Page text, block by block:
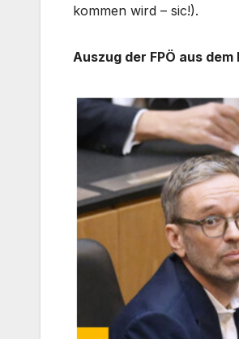
kommen wird – sic!).
Auszug der FPÖ aus